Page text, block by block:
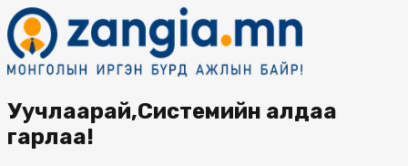
Уучлаарай,Системийн алдаа
гарлаа!